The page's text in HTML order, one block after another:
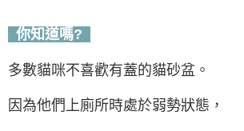
你知道嗎?
多數貓咪不喜歡有蓋的貓砂盆。
因為他們上廁所時處於弱勢狀態，